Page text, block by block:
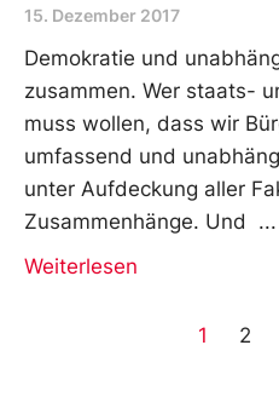
15. Dezember 2017
Demokratie und
zusammen. Wer staats-
muss wollen, dass wir
umfassend und
unter Aufdeckung aller
Zusammenhänge. Und
Weiterlesen
1 2